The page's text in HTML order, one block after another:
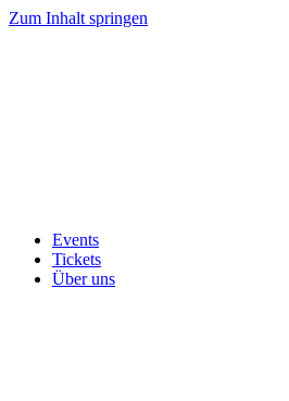
Zum Inhalt springen
Events
Tickets
Über uns